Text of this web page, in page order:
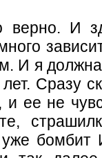
И
И я
Сразу
ее не
бомбит